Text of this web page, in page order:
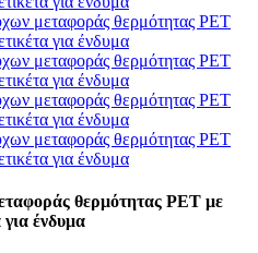
θερμότητας PET με
ένδυμα